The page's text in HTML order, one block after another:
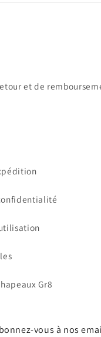
et de
Gr8
vous à nos